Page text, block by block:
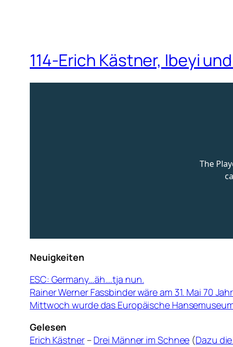
114-Erich Kästner, Ibeyi
Neuigkeiten
ESC: Germany…äh….tja nun.
Rainer Werner Fassbinder wäre am 31. Mai 70
Mittwoch wurde das Europäische
Gelesen
Erich Kästner– Drei Männer im Schnee (Dazu